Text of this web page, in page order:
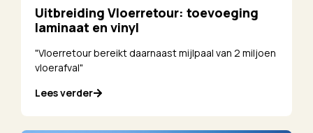
Uitbreiding Vloerretour: toevoeging
laminaat en vinyl
"Vloerretour bereikt daarnaast mijlpaal van 2 miljoen
vloerafval"
Lees verder